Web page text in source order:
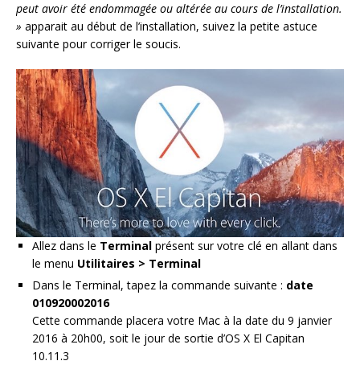
peut avoir été endommagée ou altérée au cours de l’installation.
» apparait au début de l’installation, suivez la petite astuce
suivante pour corriger le soucis.
Allez dans le Terminal présent sur votre clé en allant dans
le menu Utilitaires > Terminal
Dans le Terminal, tapez la commande suivante : date
010920002016
Cette commande placera votre Mac à la date du 9 janvier
2016 à 20h00, soit le jour de sortie d’OS X El Capitan
10.11.3